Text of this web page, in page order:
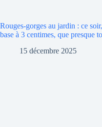
Rouges-gorges au jardin : ce
base à 3 centimes, que presque
15 décembre 2025